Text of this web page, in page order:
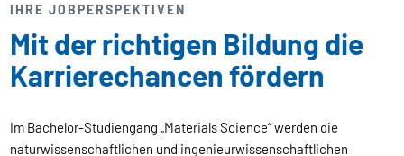
IHRE JOBPERSPEKTIVEN
Mit der richtigen Bildung die
Karrierechancen fördern
Im Bachelor-Studiengang „Materials Science“ werden die
naturwissenschaftlichen und ingenieurwissenschaftlichen